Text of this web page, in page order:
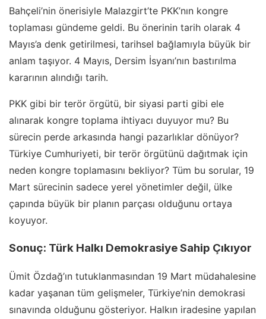
Bahçeli’nin önerisiyle Malazgirt’te PKK’nın kongre
toplaması gündeme geldi. Bu önerinin tarih olarak 4
Mayıs’a denk getirilmesi, tarihsel bağlamıyla büyük bir
anlam taşıyor. 4 Mayıs, Dersim İsyanı’nın bastırılma
kararının alındığı tarih.
PKK gibi bir terör örgütü, bir siyasi parti gibi ele
alınarak kongre toplama ihtiyacı duyuyor mu? Bu
sürecin perde arkasında hangi pazarlıklar dönüyor?
Türkiye Cumhuriyeti, bir terör örgütünü dağıtmak için
neden kongre toplamasını bekliyor? Tüm bu sorular, 19
Mart sürecinin sadece yerel yönetimler değil, ülke
çapında büyük bir planın parçası olduğunu ortaya
koyuyor.
Sonuç: Türk Halkı Demokrasiye Sahip Çıkıyor
Ümit Özdağ’ın tutuklanmasından 19 Mart müdahalesine
kadar yaşanan tüm gelişmeler, Türkiye’nin demokrasi
sınavında olduğunu gösteriyor. Halkın iradesine yapılan